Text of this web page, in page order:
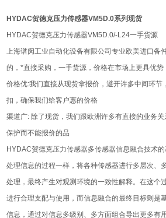
HYDAC贺德克压力传感器VM5D.0系列现货
HYDAC贺德克压力传感器VM5D.0/-L24一手货源
上海谱闵工业自动化设备有限公司专业欧美进口备
的，*直接采购，一手货源，价格在市场上更具优势
价格优:我们直接从现货拿报价，避开许多中间环节
扣，确保我们给客户惠的价格
渠道广: 除了现货，我们跟欧洲许多有直接的业务
保护而不能报价的品
HYDAC贺德克压力传感器多传感器信息融合技术
处理信息的过程一样，将各种传感器进行多层次、
处理，最终产生对观测环境的一致性解释。在这个
进行合理支配与使用，而信息融合的最终目标则是
信息，通过对信息多级别、多方面组合导出更多有